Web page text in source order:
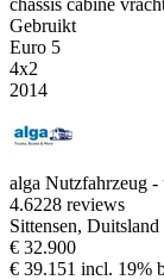
Gebruikt
Euro 5
4x2
2014
alga Nutzfahrzeug
4.6228 reviews
Sittensen, Duitsland
€ 32.900
€ 39.151 incl. 19%